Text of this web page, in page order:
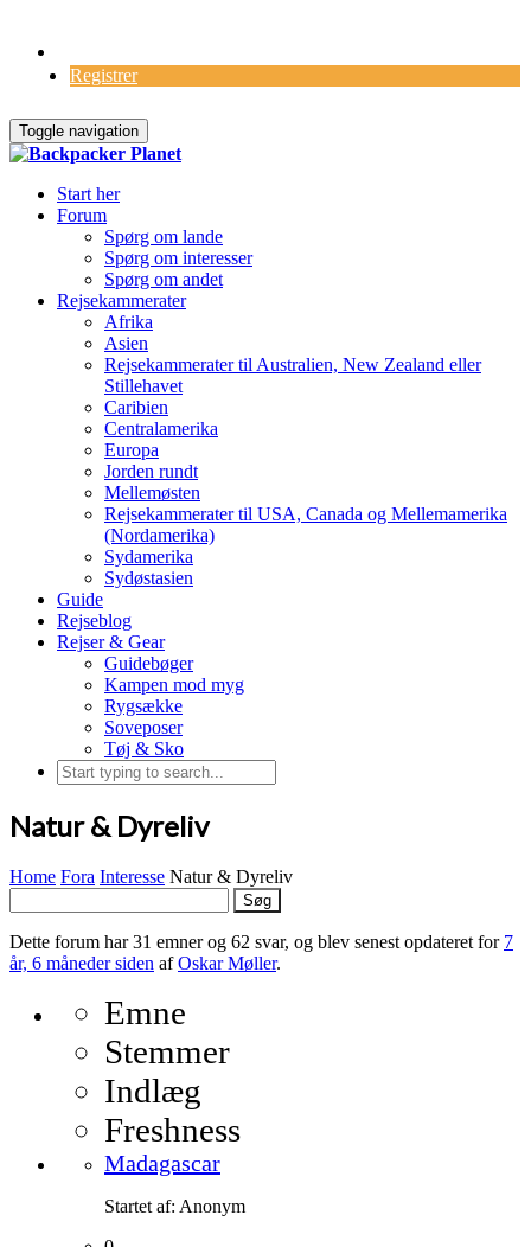
Registrer
Toggle navigation
Start her
Forum
Spørg om lande
Spørg om interesser
Spørg om andet
Rejsekammerater
Afrika
Asien
Rejsekammerater til Australien, New Zealand eller
Stillehavet
Caribien
Centralamerika
Europa
Jorden rundt
Mellemøsten
Rejsekammerater til USA, Canada og Mellemamerika
(Nordamerika)
Sydamerika
Sydøstasien
Guide
Rejseblog
Rejser & Gear
Guidebøger
Kampen mod myg
Rygsække
Soveposer
Tøj & Sko
Natur & Dyreliv
Home Fora Interesse Natur & Dyreliv
efter:
Dette forum har 31 emner og 62 svar, og blev senest opdateret for 7
år, 6 måneder siden afOskar Møller.
Emne
Stemmer
Indlæg
Freshness
Madagascar
Startet af: Anonym